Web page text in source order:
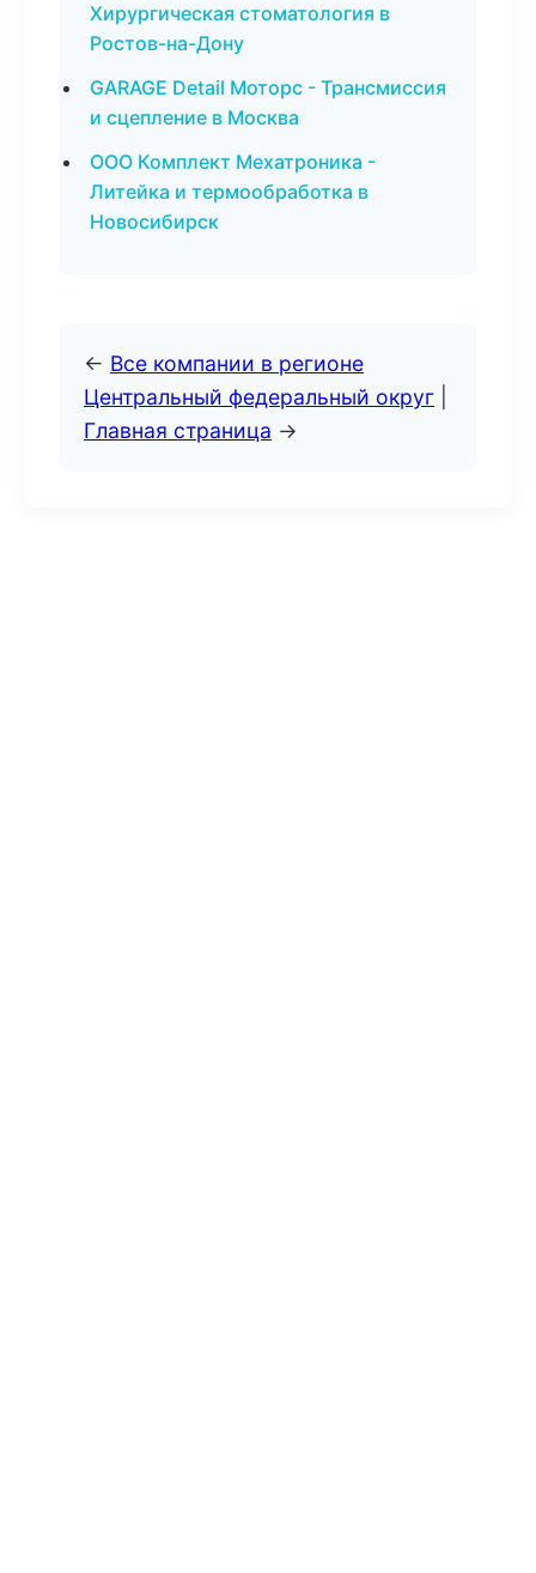
Хирургическая стоматология в
Ростов-на-Дону
GARAGE Detail Моторс - Трансмиссия
и сцепление в Москва
ООО Комплект Мехатроника -
Литейка и термообработка в
Новосибирск
← Все компании в регионе
Центральный федеральный округ
Главная страница →